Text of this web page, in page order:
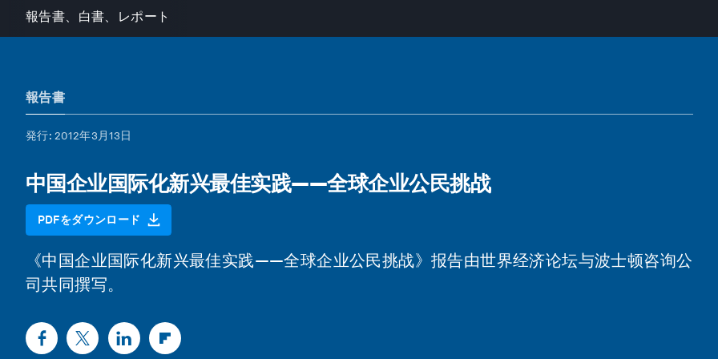
報告書、白書、レポート
報告書
発行: 2012年3月13日
中国企业国际化新兴最佳实践——全球企业公民挑战
PDFをダウンロード
《中国企业国际化新兴最佳实践——全球企业公民挑战》报告由世界经济论坛与波士顿咨询公
司共同撰写。